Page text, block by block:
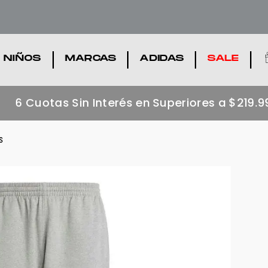
NIÑOS MARCAS ADIDAS SALE
Zapatillas adidas más buscadas 💥Ver